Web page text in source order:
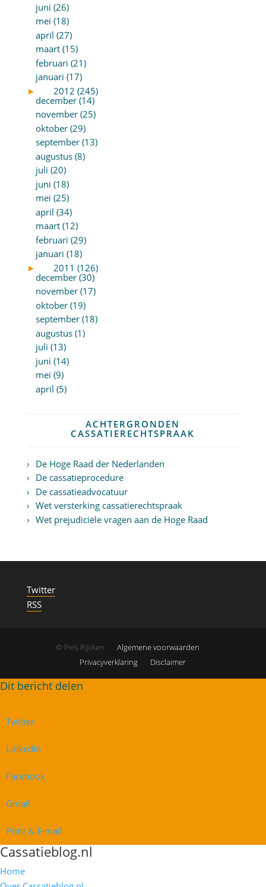
juni (26)
mei (18)
april (27)
maart (15)
februari (21)
januari (17)
►
2012 (245)
december (14)
november (25)
oktober (29)
september (13)
augustus (8)
juli (20)
juni (18)
mei (25)
april (34)
maart (12)
februari (29)
januari (18)
►
2011 (126)
december (30)
november (17)
oktober (19)
september (18)
augustus (1)
juli (13)
juni (14)
mei (9)
april (5)
ACHTERGRONDEN
CASSATIERECHTSPRAAK
De Hoge Raad der Nederlanden
De cassatieprocedure
De cassatieadvocatuur
Wet versterking cassatierechtspraak
Wet prejudiciële vragen aan de Hoge Raad
Twitter
RSS
© Pels Rijcken
Algemene voorwaarden
Privacyverklaring
Disclaimer
Twitter
LinkedIn
Facebook
Gmail
Print & E-mail
Cassatieblog.nl
Home